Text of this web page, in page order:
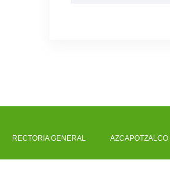
RECTORIA GENERAL AZCAPOTZALCO